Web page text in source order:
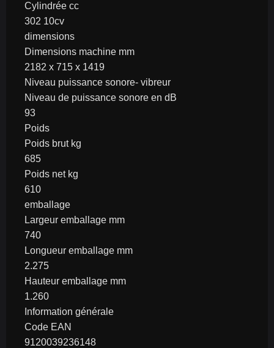
Cylindrée cc
302 10cv
dimensions
Dimensions machine mm
2182 x 715 x 1419
Niveau puissance sonore- vibreur
Niveau de puissance sonore en dB
93
Poids
Poids brut kg
685
Poids net kg
610
emballage
Largeur emballage mm
740
Longueur emballage mm
2.275
Hauteur emballage mm
1.260
Information générale
Code EAN
9120039236148